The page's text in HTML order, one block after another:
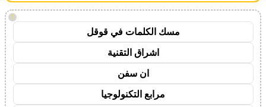
!
مسك الكلمات في قوقل
اشراق التقنية
ان سفن
مرابع التكنولوجيا